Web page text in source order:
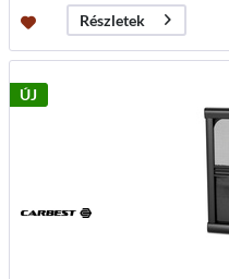
Részletek
ÚJ